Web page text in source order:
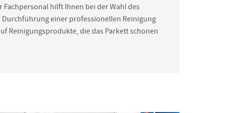
Fachpersonal hilft Ihnen bei der Wahl des
einer professionellen Reinigung
Reinigungsprodukte, die das Parkett schonen